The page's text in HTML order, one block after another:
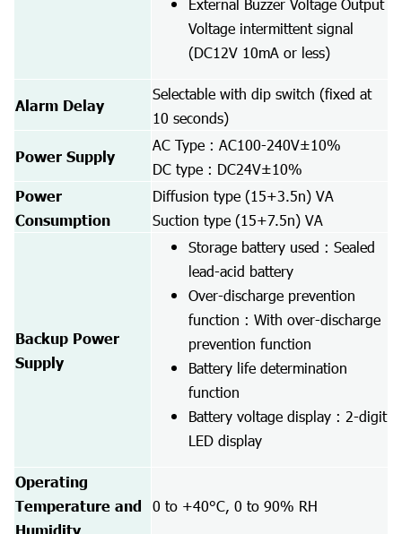
External Buzzer Voltage Output
Voltage intermittent signal
(DC12V 10mA or less)
Alarm Delay
Selectable with dip switch (fixed at
10 seconds)
Power Supply
AC Type : AC100-240V±10%
DC type : DC24V±10%
Power
Consumption
Diffusion type (15+3.5n) VA
Suction type (15+7.5n) VA
Backup Power
Supply
Storage battery used : Sealed
lead-acid battery
Over-discharge prevention
function : With over-discharge
prevention function
Battery life determination
function
Battery voltage display : 2-digit
LED display
Operating
Temperature and
Humidity
0 to +40°C, 0 to 90% RH